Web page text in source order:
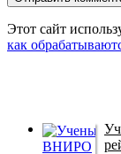
Этот сайт
как